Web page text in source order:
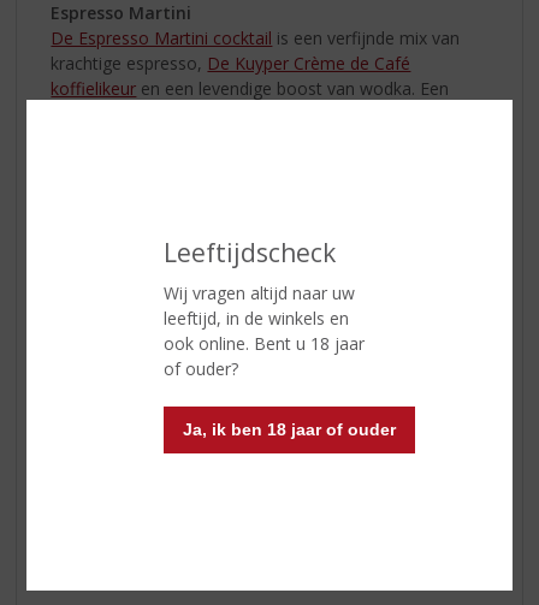
Leeftijdscheck
Wij vragen altijd naar uw
leeftijd, in de winkels en
ook online. Bent u 18 jaar
of ouder?
Ja, ik ben 18 jaar of ouder
Espresso Martini
De Espresso Martini cocktail is een verfijnde mix van
krachtige espresso, De Kuyper Crème de Café
koffielikeur en een levendige boost van wodka. Een